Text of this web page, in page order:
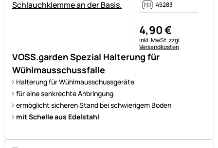
VOSS.garden Spezial Halterung für
Wühlmausschussfalle
Halterung für Wühlmausschussgeräte
für eine senkrechte Anbringung
ermöglicht sicheren Stand bei schwierigem Boden
mit Schelle aus Edelstahl
45283
4,90€
Steuerhinweis:
inkl. MwSt.zzgl.
Versandkosten